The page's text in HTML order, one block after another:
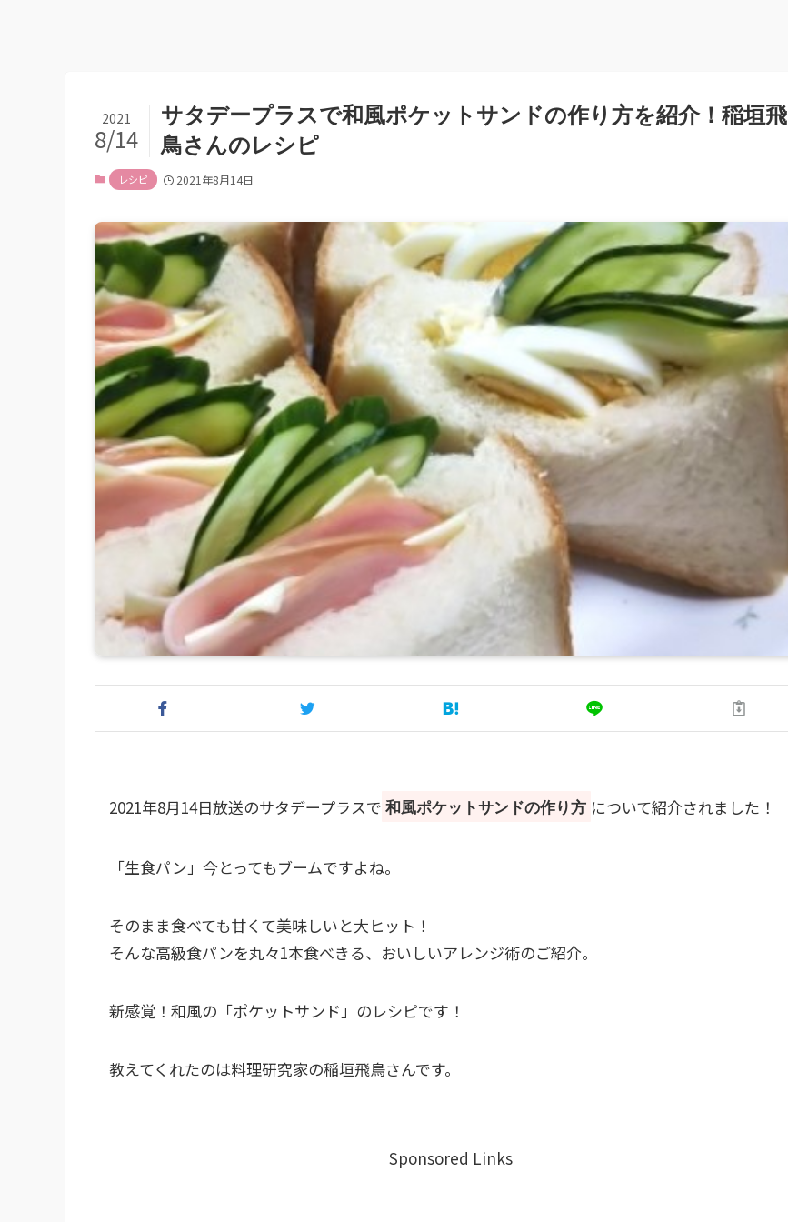
サタデープラスで和風ポケットサンドの作り方を紹介！稲垣飛
鳥さんのレシピ
2021
8/14
レシピ 2021年8月14日
2021年8月14日放送のサタデープラスで 和風ポケットサンドの作り方 について紹介されました！
「生食パン」今とってもブームですよね。
そのまま食べても甘くて美味しいと大ヒット！
そんな高級食パンを丸々1本食べきる、おいしいアレンジ術のご紹介。
新感覚！和風の「ポケットサンド」のレシピです！
教えてくれたのは料理研究家の稲垣飛鳥さんです。
Sponsored Links